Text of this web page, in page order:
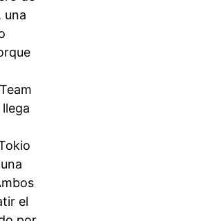
una
el